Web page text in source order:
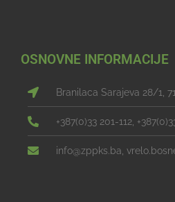
OSNOVNE INFORMACIJE
Branilaca Sarajeva 28/1,
+387(0)33 201-112,
info@zppks.ba,